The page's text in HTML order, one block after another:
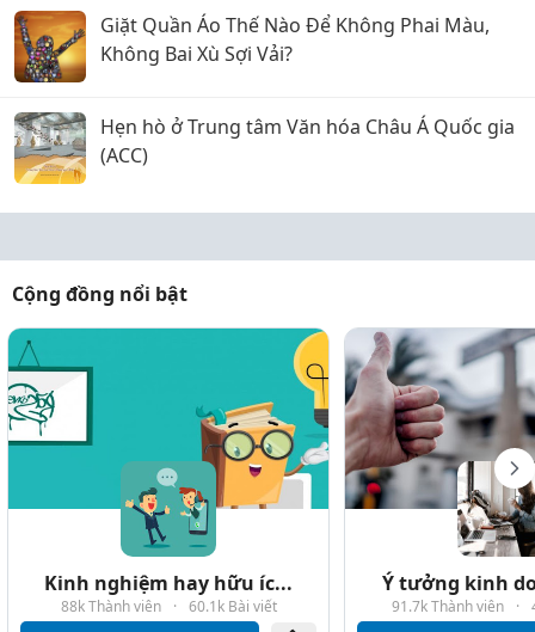
Giặt Quần Áo Thế Nào Để Không Phai Màu,
Không Bai Xù Sợi Vải?
Hẹn hò ở Trung tâm Văn hóa Châu Á Quốc gia
(ACC)
Cộng đồng nổi bật
Kinh nghiệm hay hữu íc...
88k Thành viên · 60.1k Bài viết
Ý tưởng kinh
91.7k Thành viên ·